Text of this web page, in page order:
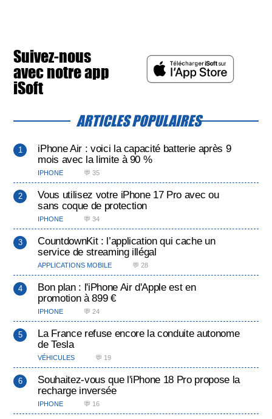
Suivez-nous
avec notre app
iSoft
ARTICLES POPULAIRES
iPhone Air : voici la capacité batterie après 9
mois avec la limite à 90 %
IPHONE 💬 35
Vous utilisez votre iPhone 17 Pro avec ou
sans coque de protection
IPHONE 💬 34
CountdownKit : l’application qui cache un
service de streaming illégal
APPLICATIONS MOBILE 💬 28
Bon plan : l'iPhone Air d'Apple est en
promotion à 899 €
IPHONE 💬 24
La France refuse encore la conduite autonome
de Tesla
VÉHICULES 💬 19
Souhaitez-vous que l'iPhone 18 Pro propose la
recharge inversée
IPHONE 💬 16